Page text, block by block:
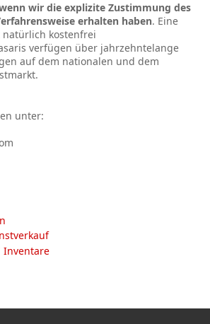
wir die explizite Zustimmung des
erhalten haben. Eine
natürlich kostenfrei
verfügen über jahrzehntelange
auf dem nationalen und dem
unter:
Inventare